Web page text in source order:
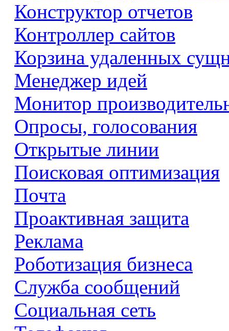
Конструктор отчетов
Контроллер сайтов
Корзина удаленных
Менеджер идей
Монитор
Опросы, голосования
Открытые линии
Поисковая оптимизация
Почта
Проактивная защита
Реклама
Роботизация бизнеса
Служба сообщений
Социальная сеть